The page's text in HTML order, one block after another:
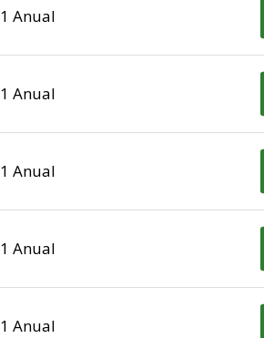
1 Anual
1 Anual
1 Anual
1 Anual
1 Anual